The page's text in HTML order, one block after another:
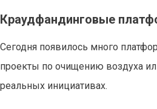
Краудфандинговые
Сегодня появилось много
проекты по очищению воздуха
реальных инициативах.